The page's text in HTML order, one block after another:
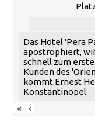
Das Hotel 'Pera
apostrophiert,
schnell zum
Kunden des
kommt Ernest
Konstantinopel.
«
‹